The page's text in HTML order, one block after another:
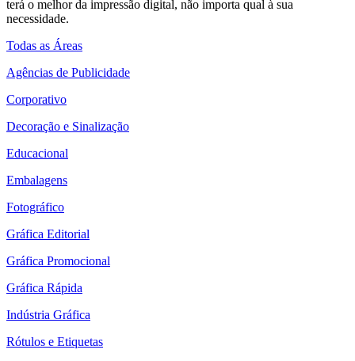
terá o melhor da impressão digital, não importa qual à sua
necessidade.
Todas as Áreas
Agências de Publicidade
Corporativo
Decoração e Sinalização
Educacional
Embalagens
Fotográfico
Gráfica Editorial
Gráfica Promocional
Gráfica Rápida
Indústria Gráfica
Rótulos e Etiquetas